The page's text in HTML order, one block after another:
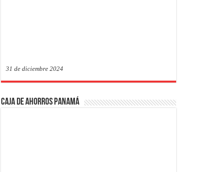
31 de diciembre 2024
Caja de Ahorros Panamá